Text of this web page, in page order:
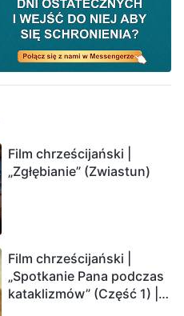
Film chrześcijański |
„Zgłębianie” (Zwiastun)
Film chrześcijański |
„Spotkanie Pana podczas
kataklizmów” (Część 1) |